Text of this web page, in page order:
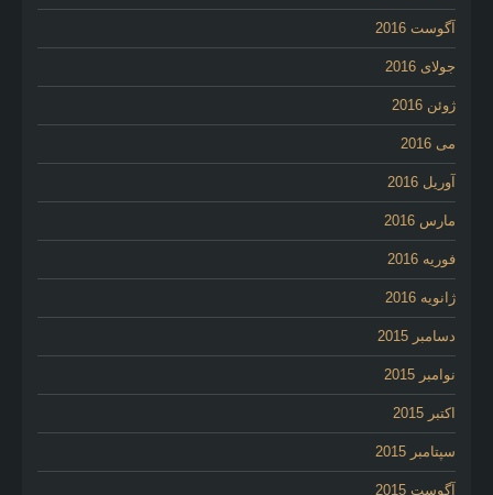
آگوست 2016
جولای 2016
ژوئن 2016
می 2016
آوریل 2016
مارس 2016
فوریه 2016
ژانویه 2016
دسامبر 2015
نوامبر 2015
اکتبر 2015
سپتامبر 2015
آگوست 2015